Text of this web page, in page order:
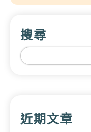
搜尋
近期文章